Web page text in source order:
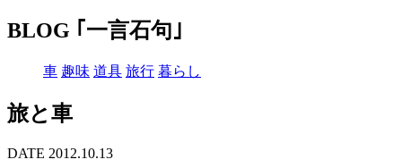
BLOG ｢一言石句｣
車 趣味 道具 旅行 暮らし
旅と車
DATE 2012.10.13